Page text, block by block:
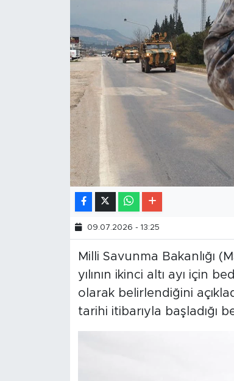
09.07.2026 - 13:25
Milli Savunma Bakanlığı
yılının ikinci altı ayı için
olarak belirlendiğini
tarihi itibarıyla başladığı